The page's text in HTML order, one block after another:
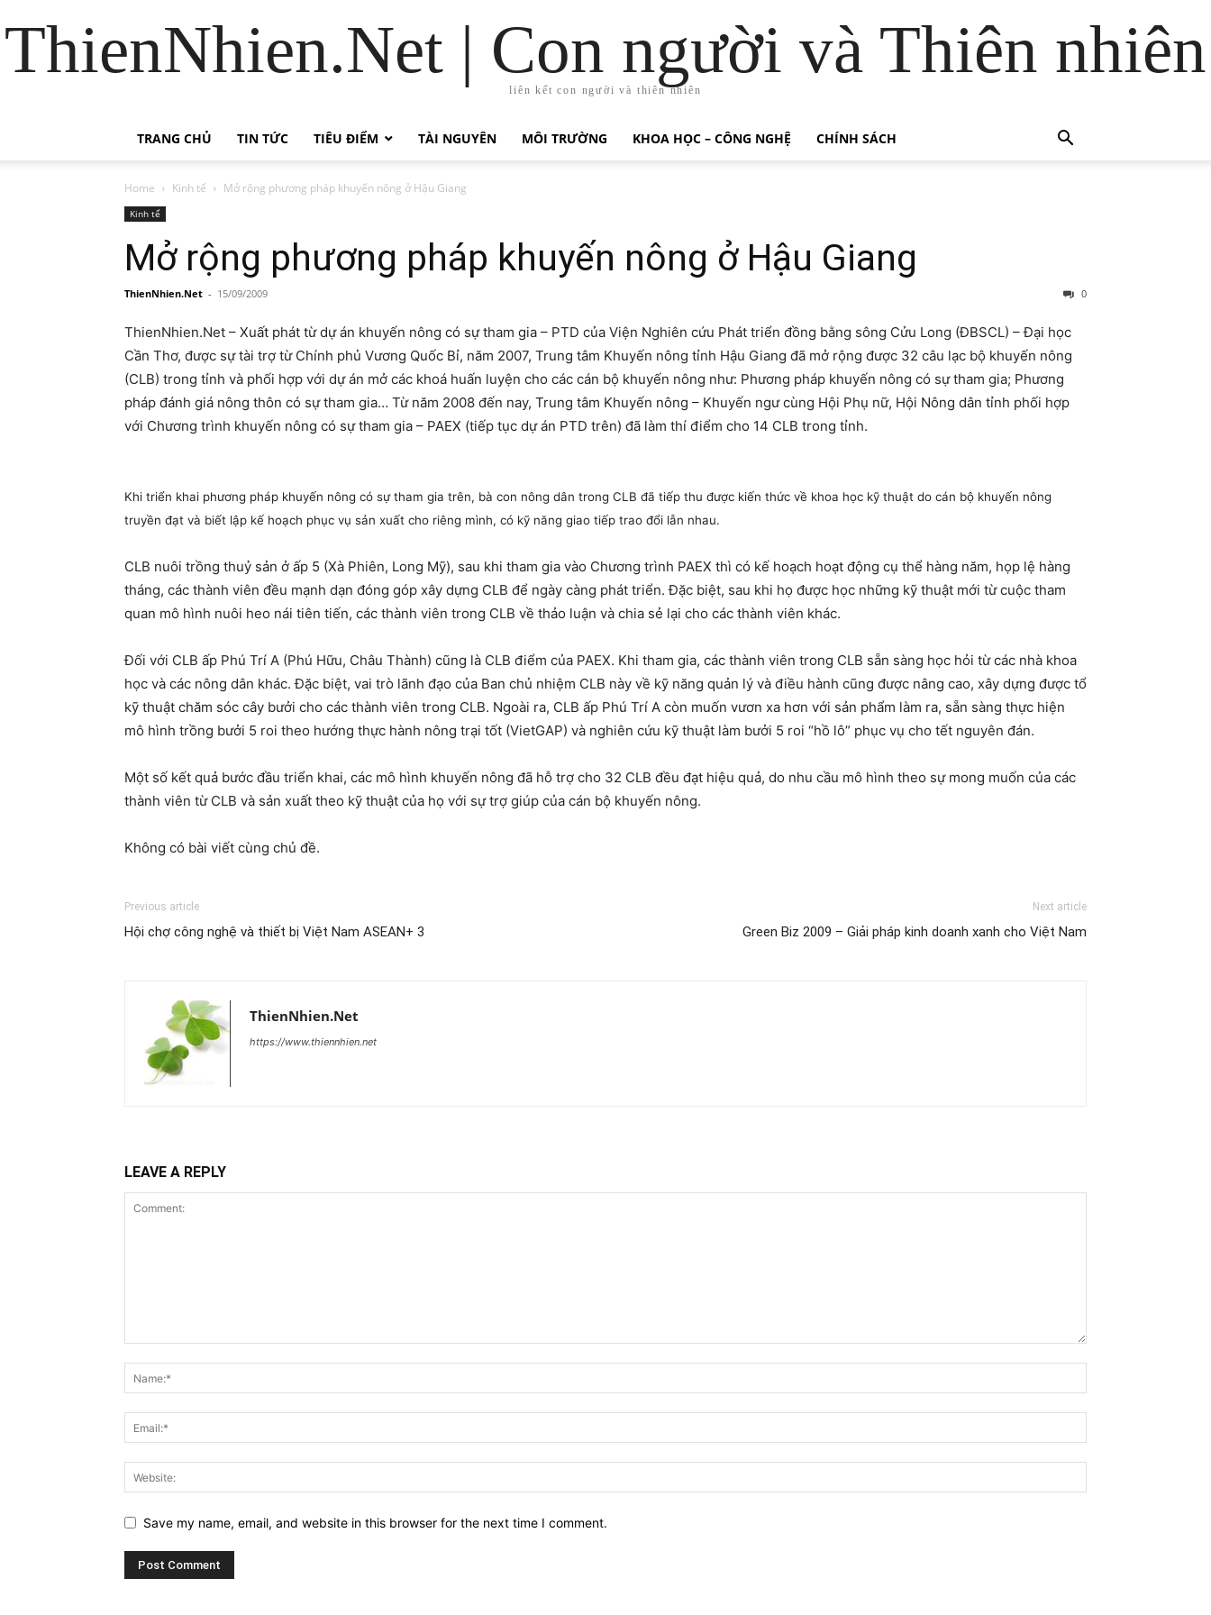
ThienNhien.Net | Con người và Thiên nhiên
liên kết con người và thiên nhiên
TRANG CHỦ TIN TỨC TIÊU ĐIỂM TÀI NGUYÊN MÔI TRƯỜNG KHOA HỌC – CÔNG NGHỆ CHÍNH SÁCH
Home Kinh tế Mở rộng phương pháp khuyến nông ở Hậu Giang
Kinh tế
Mở rộng phương pháp khuyến nông ở Hậu Giang
ThienNhien.Net - 15/09/2009 0
ThienNhien.Net – Xuất phát từ dự án khuyến nông có sự tham gia – PTD của Viện Nghiên cứu Phát triển đồng bằng sông Cửu Long (ĐBSCL) – Đại học
Cần Thơ, được sự tài trợ từ Chính phủ Vương Quốc Bỉ, năm 2007, Trung tâm Khuyến nông tỉnh Hậu Giang đã mở rộng được 32 câu lạc bộ khuyến nông
(CLB) trong tỉnh và phối hợp với dự án mở các khoá huấn luyện cho các cán bộ khuyến nông như: Phương pháp khuyến nông có sự tham gia; Phương
pháp đánh giá nông thôn có sự tham gia… Từ năm 2008 đến nay, Trung tâm Khuyến nông – Khuyến ngư cùng Hội Phụ nữ, Hội Nông dân tỉnh phối hợp
với Chương trình khuyến nông có sự tham gia – PAEX (tiếp tục dự án PTD trên) đã làm thí điểm cho 14 CLB trong tỉnh.
Khi triển khai phương pháp khuyến nông có sự tham gia trên, bà con nông dân trong CLB đã tiếp thu được kiến thức về khoa học kỹ thuật do cán bộ khuyến nông
truyền đạt và biết lập kế hoạch phục vụ sản xuất cho riêng mình, có kỹ năng giao tiếp trao đổi lẫn nhau.
CLB nuôi trồng thuỷ sản ở ấp 5 (Xà Phiên, Long Mỹ), sau khi tham gia vào Chương trình PAEX thì có kế hoạch hoạt động cụ thể hàng năm, họp lệ hàng
tháng, các thành viên đều mạnh dạn đóng góp xây dựng CLB để ngày càng phát triển. Đặc biệt, sau khi họ được học những kỹ thuật mới từ cuộc tham
quan mô hình nuôi heo nái tiên tiến, các thành viên trong CLB về thảo luận và chia sẻ lại cho các thành viên khác.
Đối với CLB ấp Phú Trí A (Phú Hữu, Châu Thành) cũng là CLB điểm của PAEX. Khi tham gia, các thành viên trong CLB sẵn sàng học hỏi từ các nhà khoa
học và các nông dân khác. Đặc biệt, vai trò lãnh đạo của Ban chủ nhiệm CLB này về kỹ năng quản lý và điều hành cũng được nâng cao, xây dựng được tổ
kỹ thuật chăm sóc cây bưởi cho các thành viên trong CLB. Ngoài ra, CLB ấp Phú Trí A còn muốn vươn xa hơn với sản phẩm làm ra, sẵn sàng thực hiện
mô hình trồng bưởi 5 roi theo hướng thực hành nông trại tốt (VietGAP) và nghiên cứu kỹ thuật làm bưởi 5 roi “hồ lô” phục vụ cho tết nguyên đán.
Một số kết quả bước đầu triển khai, các mô hình khuyến nông đã hỗ trợ cho 32 CLB đều đạt hiệu quả, do nhu cầu mô hình theo sự mong muốn của các
thành viên từ CLB và sản xuất theo kỹ thuật của họ với sự trợ giúp của cán bộ khuyến nông.
Không có bài viết cùng chủ đề.
Previous article
Hội chợ công nghệ và thiết bị Việt Nam ASEAN+ 3
Next article
Green Biz 2009 – Giải pháp kinh doanh xanh cho Việt Nam
ThienNhien.Net
https://www.thiennhien.net
LEAVE A REPLY
Save my name, email, and website in this browser for the next time I comment.